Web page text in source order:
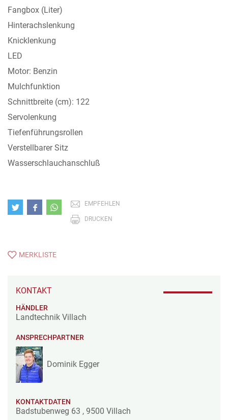
Fangbox (Liter)
Hinterachslenkung
Knicklenkung
LED
Motor: Benzin
Mulchfunktion
Schnittbreite (cm): 122
Servolenkung
Tiefenführungsrollen
Verstellbarer Sitz
Wasserschlauchanschluß
EMPFEHLEN
DRUCKEN
MERKLISTE
KONTAKT
HÄNDLER
Landtechnik Villach
ANSPRECHPARTNER
Dominik Egger
KONTAKTDATEN
Badstubenweg 63 , 9500 Villach